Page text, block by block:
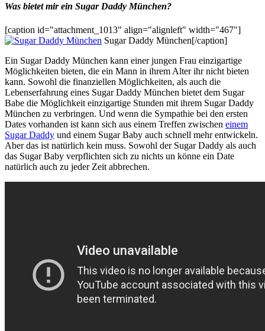
Was bietet mir ein Sugar Daddy München?
[caption id="attachment_1013" align="alignleft" width="467"]
Sugar Daddy München[/caption]
Ein Sugar Daddy München kann einer jungen Frau einzigartige
Möglichkeiten bieten, die ein Mann in ihrem Alter ihr nicht bieten
kann. Sowohl die finanziellen Möglichkeiten, als auch die
Lebenserfahrung eines Sugar Daddy München bietet dem Sugar
Babe die Möglichkeit einzigartige Stunden mit ihrem Sugar Daddy
München zu verbringen. Und wenn die Sympathie bei den ersten
Dates vorhanden ist kann sich aus einem Treffen zwischen einem
Sugar Daddy und einem Sugar Baby auch schnell mehr entwickeln.
Aber das ist natürlich kein muss. Sowohl der Sugar Daddy als auch
das Sugar Baby verpflichten sich zu nichts un könne ein Date
natürlich auch zu jeder Zeit abbrechen.